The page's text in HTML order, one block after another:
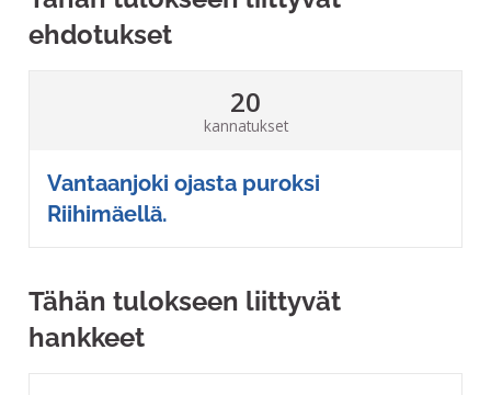
ehdotukset
Vantaanjoki ojasta puroksi
Riihimäellä.
20
kannatukset
Tähän tulokseen liittyvät
hankkeet